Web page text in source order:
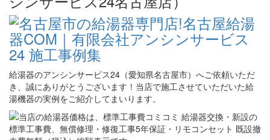
給湯器のアンシンサービス24（愛知県名古屋市）へご依頼いただ
き、誠にありがとうございます！当店で施工させていただいた給
湯機器の実例をご紹介してまいります。